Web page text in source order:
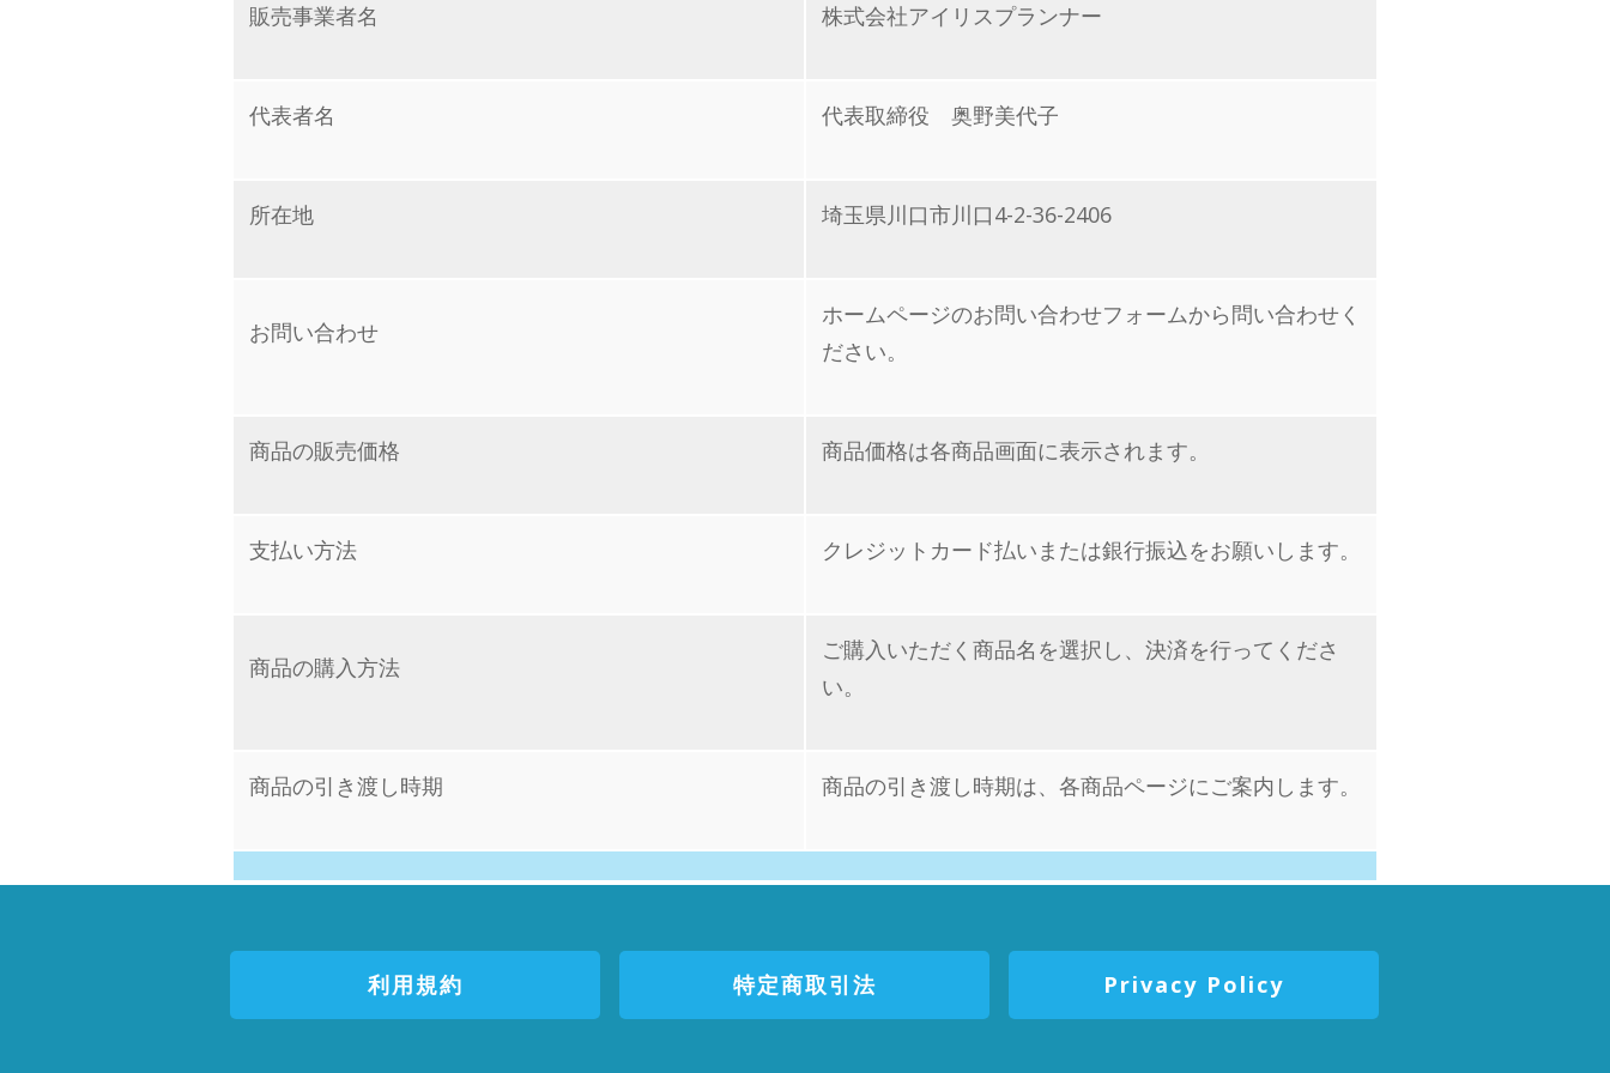
販売事業者名 株式会社アイリスプランナー
代表者名 代表取締役 奥野美代子
所在地 埼玉県川口市川口4-2-36-2406
お問い合わせ
ホームページのお問い合わせフォームから問い合わせく
ださい。
商品の販売価格 商品価格は各商品画面に表示されます。
支払い方法 クレジットカード払いまたは銀行振込をお願いします。
商品の購入方法
ご購入いただく商品名を選択し、決済を行ってくださ
い。
商品の引き渡し時期 商品の引き渡し時期は、各商品ページにご案内します。
利用規約 特定商取引法 Privacy Policy